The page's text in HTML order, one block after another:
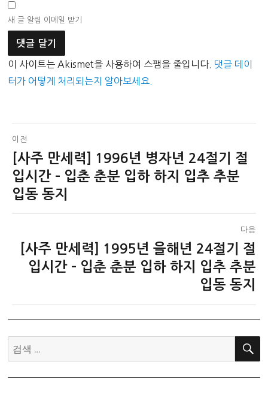
새 글 알림 이메일 받기
이 사이트는 Akismet을 사용하여 스팸을 줄입니다. 댓글 데이
터가 어떻게 처리되는지 알아보세요.
글
탐
색
이전
이
전
글:
[사주 만세력] 1996년 병자년 24절기 절
입시간 – 입춘 춘분 입하 하지 입추 추분
입동 동지
다음
[사주 만세력] 1995년 을해년 24절기 절
입시간 – 입춘 춘분 입하 하지 입추 추분
입동 동지
검
색:
검